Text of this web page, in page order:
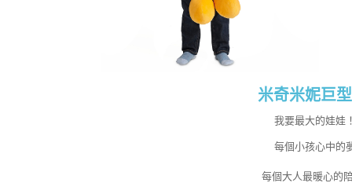
米奇米妮巨
我要最大的娃娃
每個小孩心中的
每個大人最暖心的